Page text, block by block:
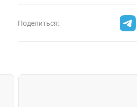
Поделиться: